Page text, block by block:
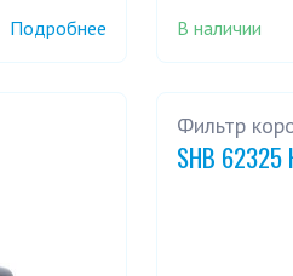
Подробнее В наличии
Фильтр
SHB 62325